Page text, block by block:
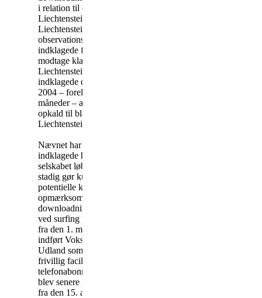
i relation til opkald til
Liechtenstein og derfor satte
Liechtenstein på
observationslisten. Da
indklagede fortsatte med at
modtage klager over opkald til
Liechtenstein, besluttede
indklagede den 16. september
2004 – foreløbigt for seks
måneder – at spærre for
opkald til blandt andet
Liechtenstein.
Nævnet har bemærket, at
indklagede har anført, at
selskabet løbende har gjort og
stadig gør kunder og
potentielle kunder
opmærksom på risikoen for
downloadning af programmer
ved surfing på internettet, og
fra den 1. marts 2000 blev der
indført VoksenSpærring
Udland som en gratis og
frivillig facilitet i tilknytning til
telefonabonnementet. Denne
blev senere gjort obligatorisk
fra den 15. august 2002.